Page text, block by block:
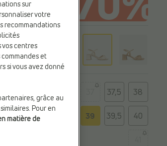
Couleur
37,5 38
39 39,5 40
sur
votre
recommandations
vos centres
et
si vous avez donné
grâce au
Pour en
matière de